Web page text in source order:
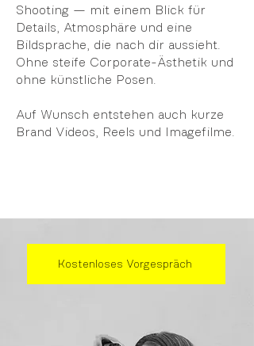
Shooting — mit einem Blick für
Details, Atmosphäre und eine
Bildsprache, die nach dir aussieht.
Ohne steife Corporate-Ästhetik und
ohne künstliche Posen.
Auf Wunsch entstehen auch kurze
Brand Videos, Reels und Imagefilme.
Kostenloses Vorgespräch